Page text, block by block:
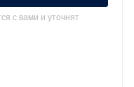
с вами и уточнят